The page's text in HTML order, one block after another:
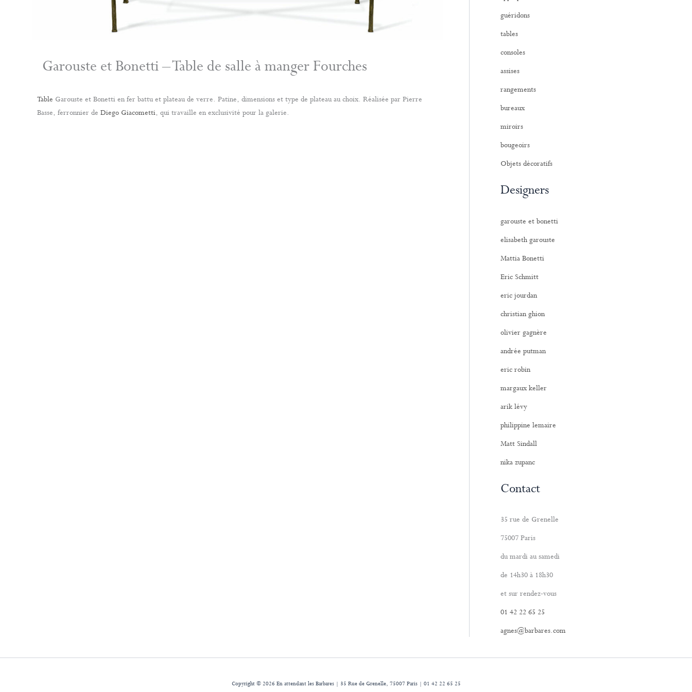
Garouste et Bonetti – Table de salle à manger Fourches
Table Garouste et Bonetti en fer battu et plateau de verre. Patine, dimensions et type de plateau au choix. Réalisée par Pierre
Basse, ferronnier de Diego Giacometti, qui travaille en exclusivité pour la galerie.
:guéridons
tables
consoles
assises
rangements
bureaux
miroirs
bougeoirs
Objets décoratifs
Designers
garouste et bonetti
elisabeth garouste
Mattia Bonetti
Eric Schmitt
eric jourdan
christian ghion
olivier gagnère
andrée putman
eric robin
margaux keller
arik lévy
philippine lemaire
Matt Sindall
nika zupanc
Contact
35 rue de Grenelle
75007 Paris
du mardi au samedi
de 14h30 à 18h30
et sur rendez-vous
01 42 22 65 25
agnes@barbares.com
Copyright © 2026 En attendant les Barbares | 35 Rue de Grenelle, 75007 Paris | 01 42 22 65 25